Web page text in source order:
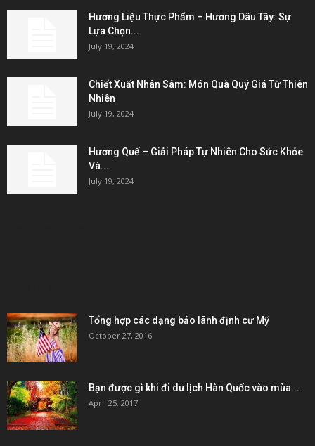
Hương Liệu Thực Phẩm – Hương Dâu Tây: Sự
Lựa Chọn...
July 19, 2024
Chiết Xuất Nhân Sâm: Món Quà Quý Giá Từ Thiên
Nhiên
July 19, 2024
Hương Quế – Giải Pháp Tự Nhiên Cho Sức Khỏe
Và...
July 19, 2024
Tổng hợp các dạng bảo lãnh định cư Mỹ
October 27, 2016
Bạn được gì khi đi du lịch Hàn Quốc vào mùa...
April 25, 2017